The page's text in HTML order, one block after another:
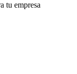
tu empresa